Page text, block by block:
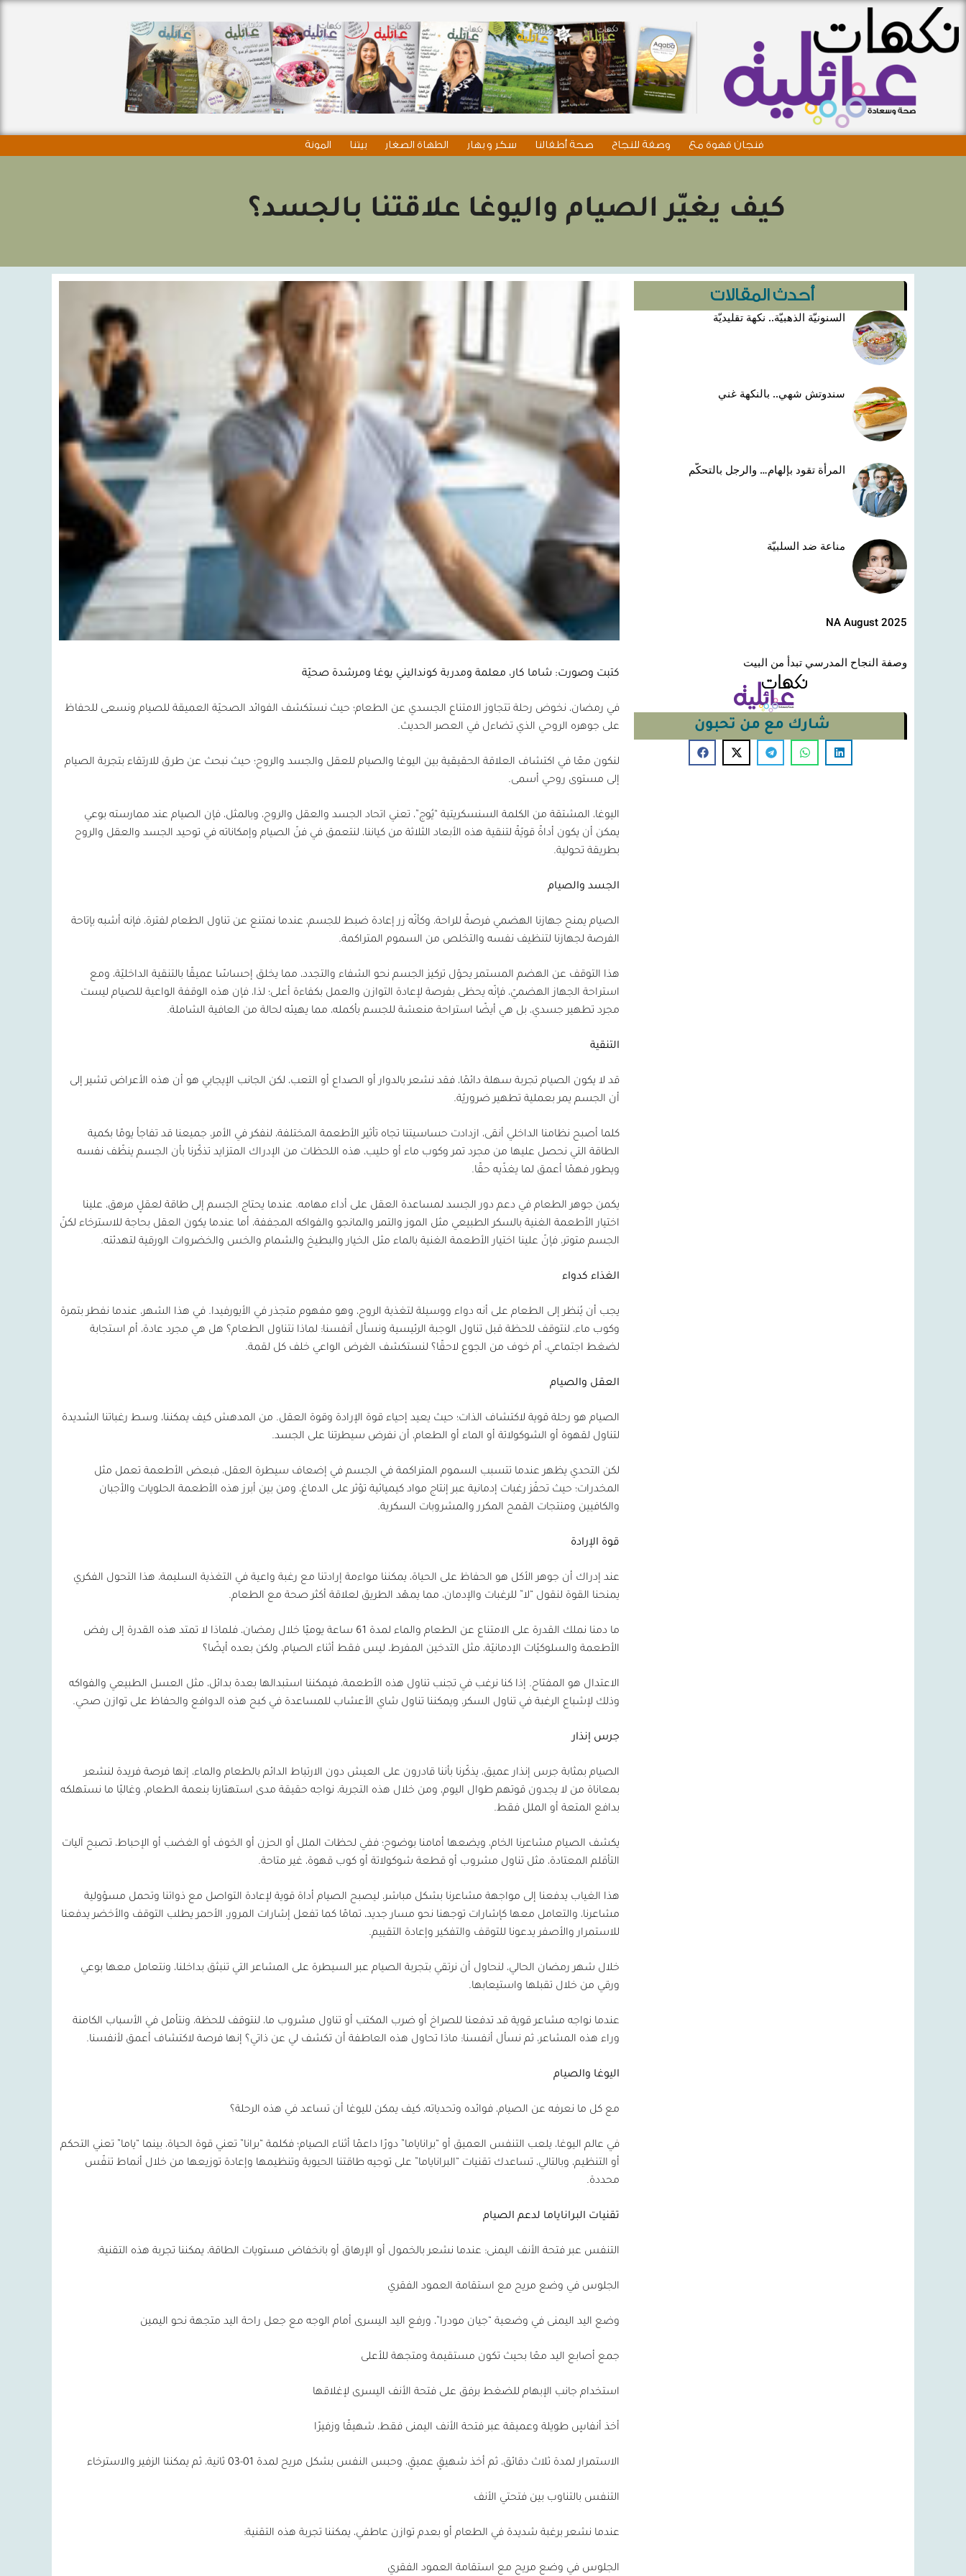
فنجان قهوة مع وصفة للنجاح صحة أطفالنا سكر و بهار الطهاة الصغار بيتنا المونة
كيف يغيّر الصيام واليوغا علاقتنا بالجسد؟
أحدث المقالات
السنونيّة الذهبيّة.. نكهة تقليديّة
سندوتش شهي.. بالنكهة غني
المرأة تقود بإلهام… والرجل بالتحكّم
مناعة ضد السلبيّة
NA August 2025
وصفة النجاح المدرسي تبدأ من البيت
شارك مع من تحبون
كتبت وصورت: شاما كار، معلمة ومدربة كونداليني يوغا ومرشدة صحيّة
في رمضان، نخوض رحلة تتجاوز الامتناع الجسدي عن الطعام؛ حيث نستكشف الفوائد الصحيّة العميقة للصيام ونسعى للحفاظ
على جوهره الروحي الذي تضاءل في العصر الحديث.
لنكون معًا في اكتشاف العلاقة الحقيقية بين اليوغا والصيام للعقل والجسد والروح؛ حيث نبحث عن طرق للارتقاء بتجربة الصيام
إلى مستوى روحي أسمى.
اليوغا، المشتقة من الكلمة السنسكريتية “يُوج”، تعني اتحاد الجسد والعقل والروح، وبالمثل، فإن الصيام عند ممارسته بوعي
يمكن أن يكون أداةً قويّةً لتنقية هذه الأبعاد الثلاثة من كياننا، لنتعمق في فنّ الصيام وإمكاناته في توحيد الجسد والعقل والروح
بطريقة تحولية.
الجسد والصيام
الصيام يمنح جهازنا الهضمي فرصةً للراحة، وكأنّه زر إعادة ضبط للجسم، عندما نمتنع عن تناول الطعام لفترة، فإنه أشبه بإتاحة
الفرصة لجهازنا لتنظيف نفسه والتخلص من السموم المتراكمة.
هذا التوقف عن الهضم المستمر يحوّل تركيز الجسم نحو الشفاء والتجدد، مما يخلق إحساسًا عميقًا بالتنقية الداخليّة، ومع
استراحة الجهاز الهضميّ، فإنّه يحظى بفرصة لإعادة التوازن والعمل بكفاءة أعلى؛ لذا، فإن هذه الوقفة الواعية للصيام ليست
مجرد تطهير جسدي، بل هي أيضًا استراحة منعشة للجسم بأكمله، مما يهيئه لحالة من العافية الشاملة.
التنقية
قد لا يكون الصيام تجربة سهلة دائمًا، فقد نشعر بالدوار أو الصداع أو التعب، لكن الجانب الإيجابي هو أن هذه الأعراض تشير إلى
أن الجسم يمر بعملية تطهير ضروريّة.
كلما أصبح نظامنا الداخلي أنقى، ازدادت حساسيتنا تجاه تأثير الأطعمة المختلفة، لنفكر في الأمر، جميعنا قد تفاجأ يومًا بكمية
الطاقة التي نحصل عليها من مجرد تمر وكوب ماء أو حليب، هذه اللحظات من الإدراك المتزايد تذكّرنا بأن الجسم ينظّف نفسه
ويطور فهمًا أعمق لما يغذّيه حقًا.
يكمن جوهر الطعام في دعم دور الجسد لمساعدة العقل على أداء مهامه. عندما يحتاج الجسم إلى طاقة لعقلٍ مرهق، علينا
اختيار الأطعمة الغنية بالسكر الطبيعي مثل الموز والتمر والمانجو والفواكه المجففة، أما عندما يكون العقل بحاجة للاسترخاء لكنّ
الجسم متوتر، فإنّ علينا اختيار الأطعمة الغنية بالماء مثل الخيار والبطيخ والشمام والخس والخضروات الورقية لتهدئته.
الغذاء كدواء
يجب أن يُنظر إلى الطعام على أنه دواء ووسيلة لتغذية الروح، وهو مفهوم متجذر في الأيورفيدا. في هذا الشهر، عندما نفطر بتمرة
وكوب ماء، لنتوقف للحظة قبل تناول الوجبة الرئيسية ونسأل أنفسنا: لماذا نتناول الطعام؟ هل هي مجرد عادة، أم استجابة
لضغط اجتماعي، أم خوف من الجوع لاحقًا؟ لنستكشف الغرض الواعي خلف كل لقمة.
العقل والصيام
الصيام هو رحلة قوية لاكتشاف الذات؛ حيث يعيد إحياء قوة الإرادة وقوة العقل. من المدهش كيف يمكننا، وسط رغباتنا الشديدة
لتناول لقهوة أو الشوكولاتة أو الماء أو الطعام، أن نفرض سيطرتنا على الجسد.
لكن التحدي يظهر عندما تتسبب السموم المتراكمة في الجسم في إضعاف سيطرة العقل، فبعض الأطعمة تعمل مثل
المخدرات؛ حيث تحفّز رغبات إدمانية عبر إنتاج مواد كيميائية تؤثر على الدماغ، ومن بين أبرز هذه الأطعمة الحلويات والأجبان
والكافيين ومنتجات القمح المكرر والمشروبات السكرية.
قوة الإرادة
عند إدراك أن جوهر الأكل هو الحفاظ على الحياة، يمكننا مواءمة إرادتنا مع رغبة واعية في التغذية السليمة، هذا التحول الفكري
يمنحنا القوة لنقول “لا” للرغبات والإدمان، مما يمهّد الطريق لعلاقة أكثر صحة مع الطعام.
ما دمنا نملك القدرة على الامتناع عن الطعام والماء لمدة 61 ساعة يوميًا خلال رمضان، فلماذا لا تمتد هذه القدرة إلى رفض
الأطعمة والسلوكيّات الإدمانيّة، مثل التدخين المفرط، ليس فقط أثناء الصيام، ولكن بعده أيضًا؟
الاعتدال هو المفتاح. إذا كنا نرغب في تجنب تناول هذه الأطعمة، فيمكننا استبدالها بعدة بدائل، مثل العسل الطبيعي والفواكه
وذلك لإشباع الرغبة في تناول السكر، ويمكننا تناول شاي الأعشاب للمساعدة في كبح هذه الدوافع والحفاظ على توازن صحي.
جرس إنذار
الصيام بمثابة جرس إنذار عميق، يذكّرنا بأننا قادرون على العيش دون الارتباط الدائم بالطعام والماء، إنها فرصة فريدة لنشعر
بمعاناة من لا يجدون قوتهم طوال اليوم، ومن خلال هذه التجربة، نواجه حقيقة مدى استهتارنا بنعمة الطعام، وغالبًا ما نستهلكه
بدافع المتعة أو الملل فقط.
يكشف الصيام مشاعرنا الخام، ويضعها أمامنا بوضوح؛ ففي لحظات الملل أو الحزن أو الخوف أو الغضب أو الإحباط، تصبح آليات
التأقلم المعتادة، مثل تناول مشروب أو قطعة شوكولاتة أو كوب قهوة، غير متاحة.
هذا الغياب يدفعنا إلى مواجهة مشاعرنا بشكل مباشر، ليصبح الصيام أداة قوية لإعادة التواصل مع ذواتنا وتحمل مسؤولية
مشاعرنا، والتعامل معها كإشارات توجهنا نحو مسار جديد، تمامًا كما تفعل إشارات المرور، الأحمر يطلب التوقف والأخضر يدفعنا
للاستمرار والأصفر يدعونا للتوقف والتفكير وإعادة التقييم.
خلال شهر رمضان الحالي، لنحاول أن نرتقي بتجربة الصيام عبر السيطرة على المشاعر التي تنبثق بداخلنا، ونتعامل معها بوعي
ورقي من خلال تقبلها واستيعابها.
عندما نواجه مشاعر قوية قد تدفعنا للصراخ أو ضرب المكتب أو تناول مشروب ما، لنتوقف للحظة، ونتأمل في الأسباب الكامنة
وراء هذه المشاعر، ثم نسأل أنفسنا: ماذا تحاول هذه العاطفة أن تكشف لي عن ذاتي؟ إنها فرصة لاكتشاف أعمق لأنفسنا.
اليوغا والصيام
مع كل ما نعرفه عن الصيام، فوائده وتحدياته، كيف يمكن لليوغا أن تساعد في هذه الرحلة؟
في عالم اليوغا، يلعب التنفس العميق أو “براناياما” دورًا داعمًا أثناء الصيام؛ فكلمة “برانا” تعني قوة الحياة، بينما “ياما” تعني التحكم
أو التنظيم، وبالتالي، تساعدك تقنيات “البراناياما” على توجيه طاقتنا الحيوية وتنظيمها وإعادة توزيعها من خلال أنماط تنفّس
محددة.
تقنيات البراناياما لدعم الصيام
التنفس عبر فتحة الأنف اليمنى: عندما نشعر بالخمول أو الإرهاق أو بانخفاض مستويات الطاقة، يمكننا تجربة هذه التقنية:
الجلوس في وضع مريح مع استقامة العمود الفقري
وضع اليد اليمنى في وضعية “جيان مودرا”، ورفع اليد اليسرى أمام الوجه مع جعل راحة اليد متجهة نحو اليمين
جمع أصابع اليد معًا بحيث تكون مستقيمة ومتجهة للأعلى
استخدام جانب الإبهام للضغط برفق على فتحة الأنف اليسرى لإغلاقها
أخذ أنفاسٍ طويلة وعميقة عبر فتحة الأنف اليمنى فقط، شهيقًا وزفيرًا
الاستمرار لمدة ثلاث دقائق، ثم أخذ شهيقٍ عميقٍ، وحبس النفس بشكل مريح لمدة 01-03 ثانية، ثم يمكننا الزفير والاسترخاء
التنفس بالتناوب بين فتحتي الأنف
عندما نشعر برغبة شديدة في الطعام أو بعدم توازن عاطفي، يمكننا تجربة هذه التقنية:
الجلوس في وضع مريح مع استقامة العمود الفقري